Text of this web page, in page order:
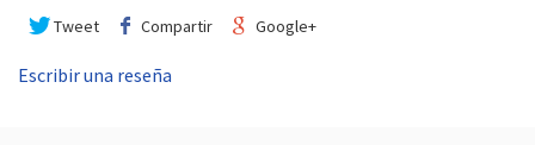
Tweet Compartir Google+
Escribir una reseña